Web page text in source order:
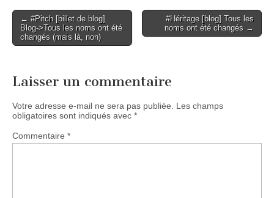
Post
navigation
← #Pitch [billet de blog]
Blog->Tous les noms ont été
changés (mais là, non)
#Héritage [blog] Tous les
noms ont été changés →
Laisser un commentaire
Votre adresse e-mail ne sera pas publiée.
Les champs
obligatoires sont indiqués avec *
Commentaire *